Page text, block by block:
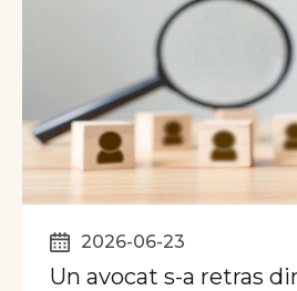
2026-06-23
Un avocat s-a retras